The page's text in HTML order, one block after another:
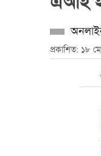
প্রকাশিত: ১৮